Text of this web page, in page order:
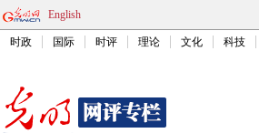
English
时政 国际 时评 理论 文化 科技